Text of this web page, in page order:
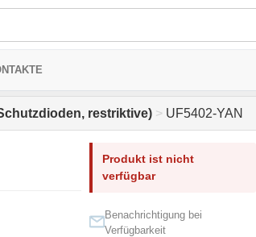
restriktive) > UF5402-YAN
Produkt ist nicht
verfügbar
Benachrichtigung bei
Verfügbarkeit